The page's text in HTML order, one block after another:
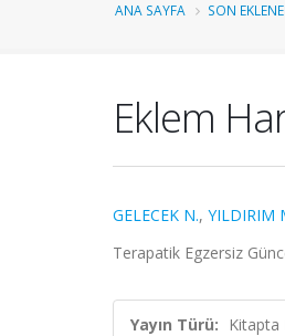
ANA SAYFA SON
Eklem
GELECEK N., YILDIRIM
Terapatik Egzersiz
Yayın Türü: Kitapta